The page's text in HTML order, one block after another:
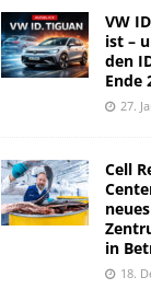
VW
ist –
den
Ende
27.
Cell
in
18.